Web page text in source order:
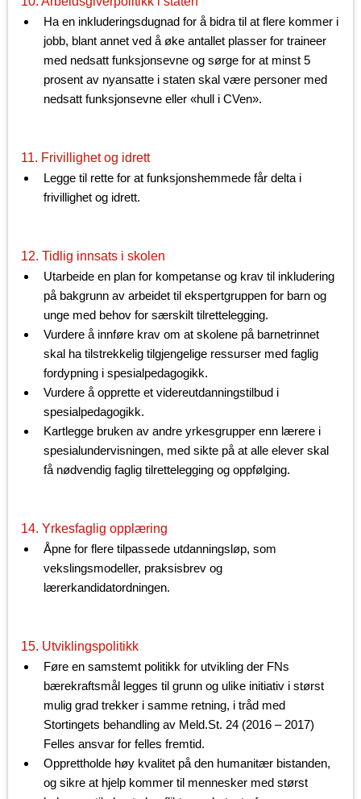
Ha en inkluderingsdugnad for å bidra til at flere kommer i
jobb, blant annet ved å øke antallet plasser for traineer
med nedsatt funksjonsevne og sørge for at minst 5
prosent av nyansatte i staten skal være personer med
nedsatt funksjonsevne eller «hull i CVen».
11. Frivillighet og idrett
Legge til rette for at funksjonshemmede får delta i
frivillighet og idrett.
12. Tidlig innsats i skolen
Utarbeide en plan for kompetanse og krav til inkludering
på bakgrunn av arbeidet til ekspertgruppen for barn og
unge med behov for særskilt tilrettelegging.
Vurdere å innføre krav om at skolene på barnetrinnet
skal ha tilstrekkelig tilgjengelige ressurser med faglig
fordypning i spesialpedagogikk.
Vurdere å opprette et videreutdanningstilbud i
spesialpedagogikk.
Kartlegge bruken av andre yrkesgrupper enn lærere i
spesialundervisningen, med sikte på at alle elever skal
få nødvendig faglig tilrettelegging og oppfølging.
14. Yrkesfaglig opplæring
Åpne for flere tilpassede utdanningsløp, som
vekslingsmodeller, praksisbrev og
lærerkandidatordningen.
15. Utviklingspolitikk
Føre en samstemt politikk for utvikling der FNs
bærekraftsmål legges til grunn og ulike initiativ i størst
mulig grad trekker i samme retning, i tråd med
Stortingets behandling av Meld.St. 24 (2016 – 2017)
Felles ansvar for felles fremtid.
Opprettholde høy kvalitet på den humanitær bistanden,
og sikre at hjelp kommer til mennesker med størst